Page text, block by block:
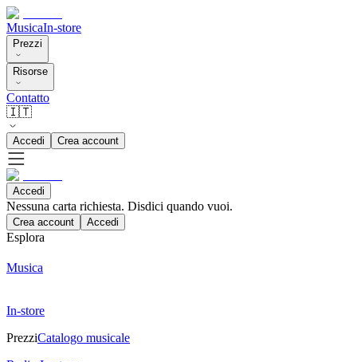
MusicaIn-store
Prezzi
Risorse
Contatto
🇮🇹
Accedi Crea account
Accedi
Nessuna carta richiesta. Disdici quando vuoi.
Crea account Accedi
Esplora
Musica
In-store
PrezziCatalogo musicale